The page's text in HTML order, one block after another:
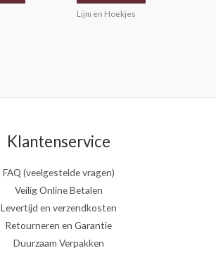
Lijm en Hoekjes
Klantenservice
FAQ (veelgestelde vragen)
Veilig Online Betalen
Levertijd en verzendkosten
Retourneren en Garantie
Duurzaam Verpakken